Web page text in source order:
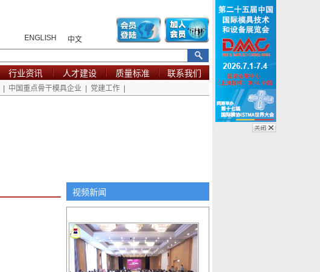
ENGLISH 中文
行业资讯 人才建设 质量标准 联系我们
中国重点骨干模具企业 党建工作
视频新闻